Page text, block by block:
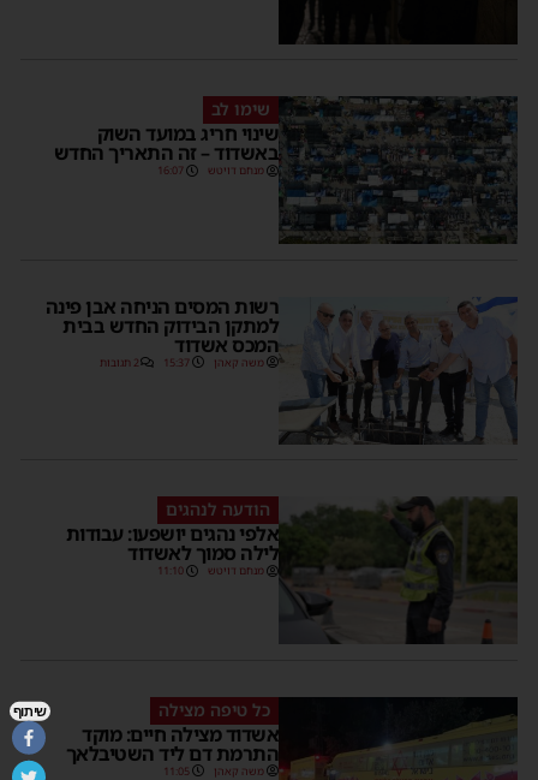
שימו לב
שינוי חריג במועד השוק
באשדוד – זה התאריך החדש
מנחם דויטש 16:07
רשות המסים הניחה אבן פינה
למתקן הבידוק החדש בבית
המכס אשדוד
משה קאהן 15:37 2 תגובות
הודעה לנהגים
אלפי נהגים יושפעו: עבודות
לילה סמוך לאשדוד
מנחם דויטש 11:10
כל טיפה מצילה
אשדוד מצילה חיים: מוקד
התרמת דם ליד השטיבלאך
משה קאהן 11:05
שיתוף